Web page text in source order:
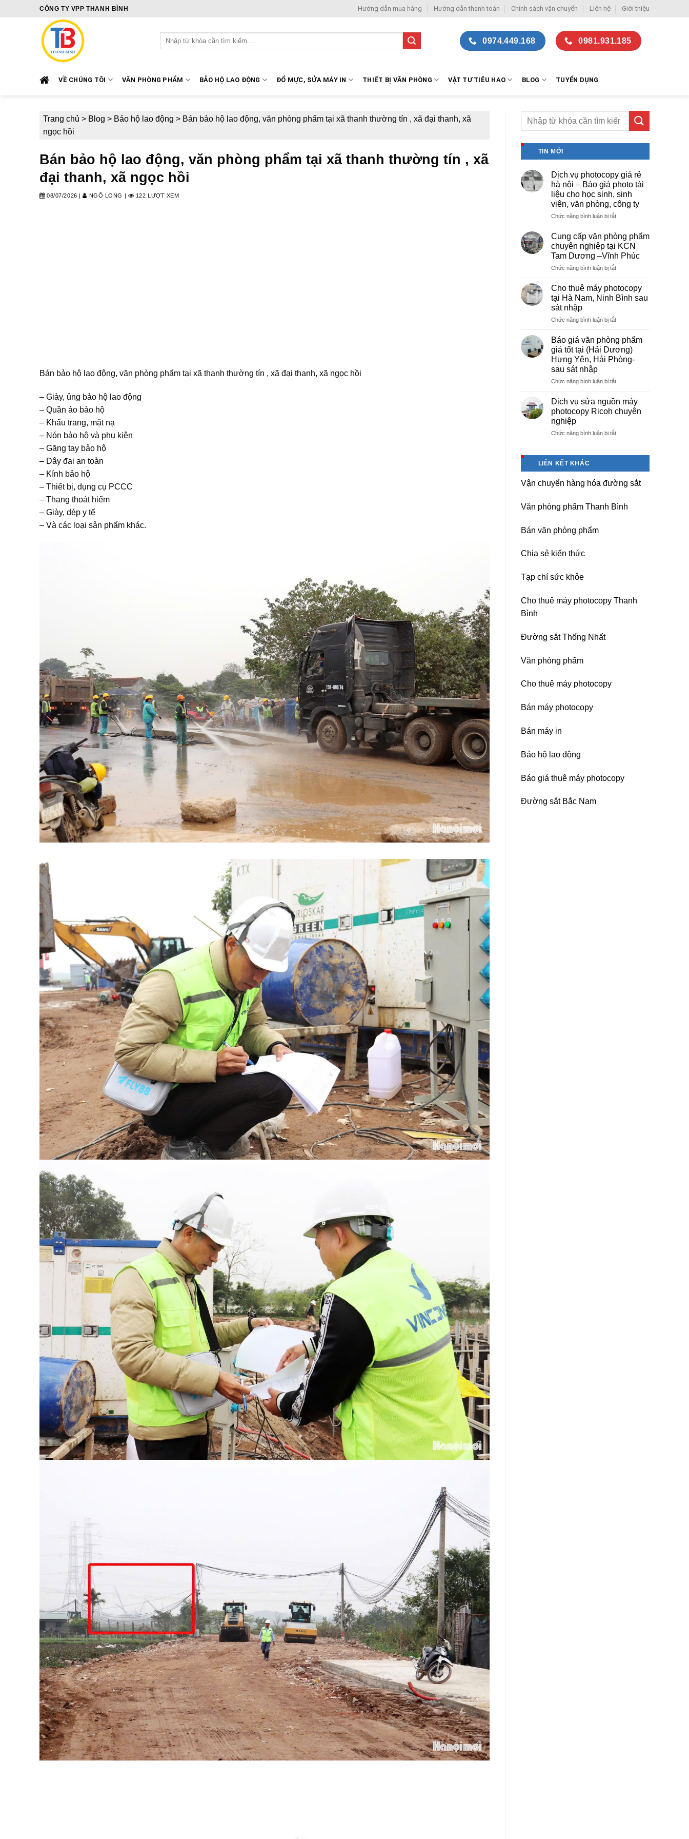
CÔNG TY VPP THANH BÌNH Hướng dẫn mua hàng Hướng dẫn thanh toán Chính sách vận chuyển Liên hệ Giới thiệu
Tìm
kiếm:
0974.449.168 0981.931.185
VỀ CHÚNG TÔI VĂN PHÒNG PHẨM BẢO HỘ LAO ĐỘNG ĐỔ MỰC, SỬA MÁY IN THIẾT BỊ VĂN PHÒNG VẬT TƯ TIÊU HAO BLOG TUYỂN DỤNG
Trang chủ > Blog > Bảo hộ lao động > Bán bảo hộ lao động, văn phòng phẩm tại xã thanh thường tín , xã đại thanh, xã
ngọc hồi
Bán bảo hộ lao động, văn phòng phẩm tại xã thanh thường tín , xã
đại thanh, xã ngọc hồi
08/07/2026 | NGÔ LONG 122 LƯỢT XEM
Bán bảo hộ lao động, văn phòng phẩm tại xã thanh thường tín , xã đại thanh, xã ngọc hồi
– Giày, ủng bảo hộ lao động
– Quần áo bảo hộ
– Khẩu trang, mặt nạ
– Nón bảo hộ và phụ kiện
– Găng tay bảo hộ
– Dây đai an toàn
– Kính bảo hộ
– Thiết bị, dụng cụ PCCC
– Thang thoát hiểm
– Giày, dép y tế
– Và các loại sản phẩm khác.
TIN MỚI
Dịch vụ photocopy giá rẻ
hà nội – Báo giá photo tài
liệu cho học sinh, sinh
viên, văn phòng, công ty
Chức năng bình luận bị tắtở
vụ
photocopy
giá
rẻ
hà
–
Báo
giá
tài
cho
học
sinh,
sinh
văn
công
ty
Cung cấp văn phòng phẩm
chuyên nghiệp tại KCN
Tam Dương –Vĩnh Phúc
Chức năng bình luận bị tắtở
cấp
văn
phòng
chuyên
tại
KCN
Tam
Dương
Vĩnh
Cho thuê máy photocopy
tại Hà Nam, Ninh Bình sau
sát nhập
Chức năng bình luận bị tắtở
máy
photocopy
tại
Nam,
sau
sát
Báo giá văn phòng phẩm
giá tốt tại (Hải Dương)
Hưng Yên, Hải Phòng-
sau sát nhập
Chức năng bình luận bị tắtở
văn
phòng
giá
Yên,
Phòng-
sau
Dịch vụ sửa nguồn máy
photocopy Ricoh chuyên
nghiệp
Chức năng bình luận bị tắtở
photocopy
chuyên
nghiệp
LIÊN KẾT KHÁC
Vận chuyển hàng hóa đường sắt
Văn phòng phẩm Thanh Bình
Bán văn phòng phẩm
Chia sẻ kiến thức
Tạp chí sức khỏe
Cho thuê máy photocopy Thanh
Bình
Đường sắt Thống Nhất
Văn phòng phẩm
Cho thuê máy photocopy
Bán máy photocopy
Bán máy in
Bảo hộ lao động
Báo giá thuê máy photocopy
Đường sắt Bắc Nam